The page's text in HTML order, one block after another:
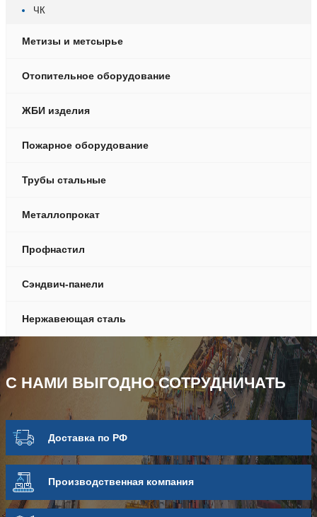
ЧК
Метизы и метсырье
Отопительное оборудование
ЖБИ изделия
Пожарное оборудование
Трубы стальные
Металлопрокат
Профнастил
Сэндвич-панели
Нержавеющая сталь
С НАМИ ВЫГОДНО СОТРУДНИЧАТЬ
Доставка по РФ
Про­из­вод­ствен­ная компания